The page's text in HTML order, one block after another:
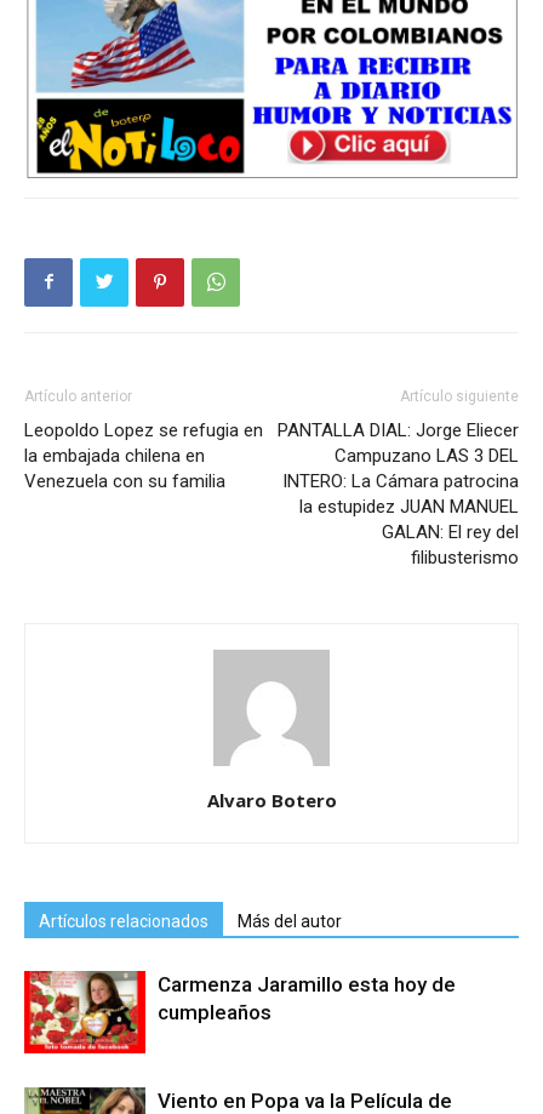
Artículo anterior
Leopoldo Lopez se refugia en
la embajada chilena en
Venezuela con su familia
Artículo siguiente
PANTALLA DIAL: Jorge Eliecer
Campuzano LAS 3 DEL
INTERO: La Cámara patrocina
la estupidez JUAN MANUEL
GALAN: El rey del
filibusterismo
Alvaro Botero
Artículos relacionados Más del autor
Carmenza Jaramillo esta hoy de
cumpleaños
Viento en Popa va la Película de